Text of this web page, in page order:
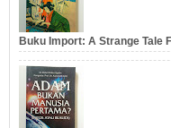
Buku Import: A Strange Tale